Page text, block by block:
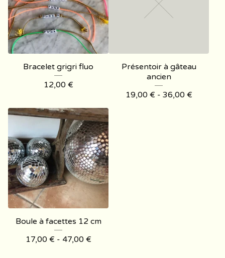
Bracelet grigri fluo
12,00 €
Présentoir à gâteau
ancien
19,00 € - 36,00 €
Boule à facettes 12 cm
17,00 € - 47,00 €